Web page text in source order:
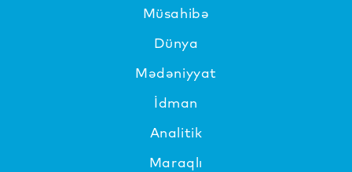
Müsahibə
Dünya
Mədəniyyat
İdman
Analitik
Maraqlı